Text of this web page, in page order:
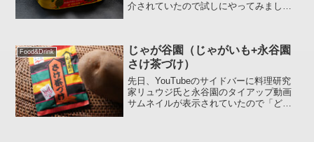
介されていたので試しにやってみまし
真ん中に小さな穴を開け...
Food&Drink
じゃが谷園（じゃがいも+永谷園
さけ茶づけ）
先日、YouTubeのサイドバーに料理研究
家リュウジ氏と永谷園のタイアップ動画
サムネイルが表示されていたので「どん